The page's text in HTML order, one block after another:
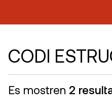
CODI
Es mostren 2